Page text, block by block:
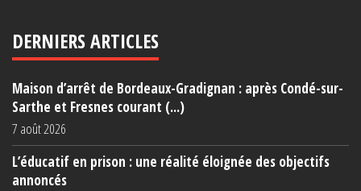
DERNIERS ARTICLES
Maison d’arrêt de Bordeaux-Gradignan : après Condé-sur-
Sarthe et Fresnes courant (...)
7 août 2026
L’éducatif en prison : une réalité éloignée des objectifs
annoncés